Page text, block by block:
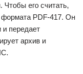
Чтобы его считать,
формата PDF-417. Он
и передает
архив и